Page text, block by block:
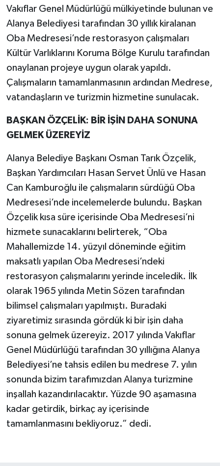
Vakıflar Genel Müdürlüğü mülkiyetinde bulunan ve
Alanya Belediyesi tarafından 30 yıllık kiralanan
Oba Medresesi’nde restorasyon çalışmaları
Kültür Varlıklarını Koruma Bölge Kurulu tarafından
onaylanan projeye uygun olarak yapıldı.
Çalışmaların tamamlanmasının ardından Medrese,
vatandaşların ve turizmin hizmetine sunulacak.
BAŞKAN ÖZÇELİK: BİR İŞİN DAHA SONUNA
GELMEK ÜZEREYİZ
Alanya Belediye Başkanı Osman Tarık Özçelik,
Başkan Yardımcıları Hasan Servet Ünlü ve Hasan
Can Kamburoğlu ile çalışmaların sürdüğü Oba
Medresesi’nde incelemelerde bulundu. Başkan
Özçelik kısa süre içerisinde Oba Medresesi’ni
hizmete sunacaklarını belirterek, “Oba
Mahallemizde 14. yüzyıl döneminde eğitim
maksatlı yapılan Oba Medresesi’ndeki
restorasyon çalışmalarını yerinde inceledik. İlk
olarak 1965 yılında Metin Sözen tarafından
bilimsel çalışmaları yapılmıştı. Buradaki
ziyaretimiz sırasında gördük ki bir işin daha
sonuna gelmek üzereyiz. 2017 yılında Vakıflar
Genel Müdürlüğü tarafından 30 yıllığına Alanya
Belediyesi’ne tahsis edilen bu medrese 7. yılın
sonunda bizim tarafımızdan Alanya turizmine
inşallah kazandırılacaktır. Yüzde 90 aşamasına
kadar getirdik, birkaç ay içerisinde
tamamlanmasını bekliyoruz.” dedi.